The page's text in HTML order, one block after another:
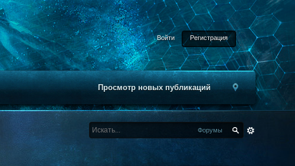
Войти Регистрация
Просмотр новых публикаций
Форумы